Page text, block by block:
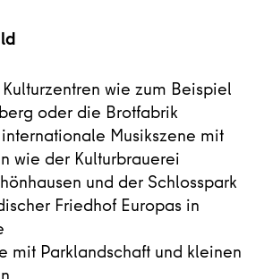
Kulturzentren wie zum Beispiel
oder die Brotfabrik
Musikszene mit
wie der Kulturbrauerei
und der Schlosspark
Friedhof Europas in
mit Parklandschaft und kleinen